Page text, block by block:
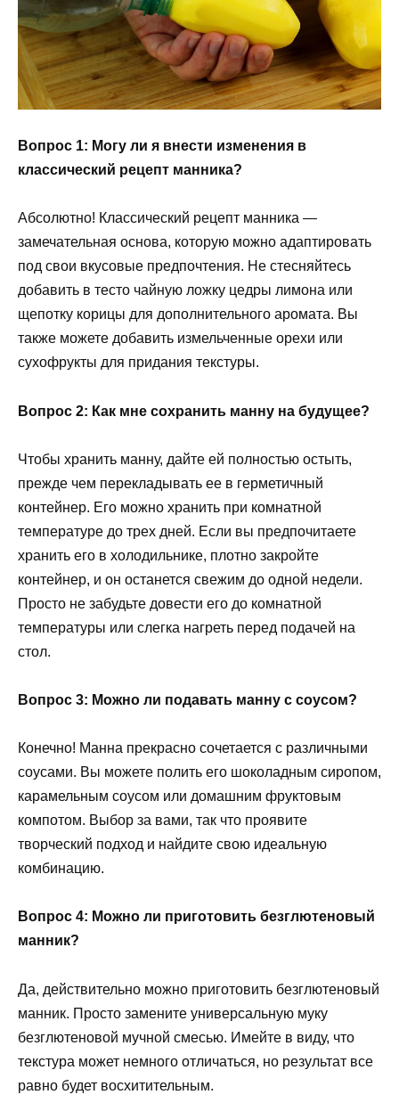
Вопрос 1: Могу ли я внести изменения в
классический рецепт манника?
Абсолютно! Классический рецепт манника —
замечательная основа, которую можно адаптировать
под свои вкусовые предпочтения. Не стесняйтесь
добавить в тесто чайную ложку цедры лимона или
щепотку корицы для дополнительного аромата. Вы
также можете добавить измельченные орехи или
сухофрукты для придания текстуры.
Вопрос 2: Как мне сохранить манну на будущее?
Чтобы хранить манну, дайте ей полностью остыть,
прежде чем перекладывать ее в герметичный
контейнер. Его можно хранить при комнатной
температуре до трех дней. Если вы предпочитаете
хранить его в холодильнике, плотно закройте
контейнер, и он останется свежим до одной недели.
Просто не забудьте довести его до комнатной
температуры или слегка нагреть перед подачей на
стол.
Вопрос 3: Можно ли подавать манну с соусом?
Конечно! Манна прекрасно сочетается с различными
соусами. Вы можете полить его шоколадным сиропом,
карамельным соусом или домашним фруктовым
компотом. Выбор за вами, так что проявите
творческий подход и найдите свою идеальную
комбинацию.
Вопрос 4: Можно ли приготовить безглютеновый
манник?
Да, действительно можно приготовить безглютеновый
манник. Просто замените универсальную муку
безглютеновой мучной смесью. Имейте в виду, что
текстура может немного отличаться, но результат все
равно будет восхитительным.